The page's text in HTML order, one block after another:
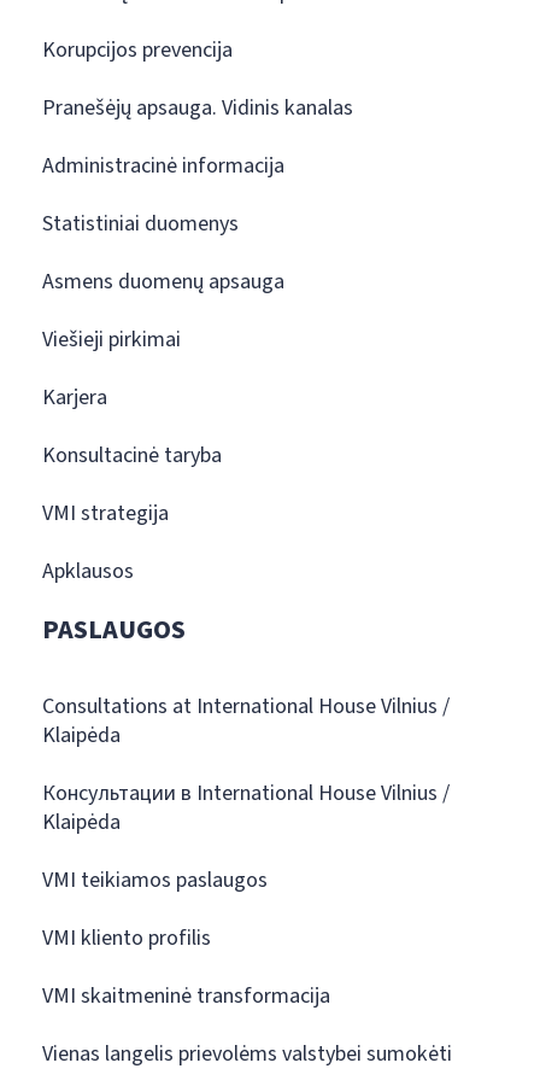
Korupcijos prevencija
Pranešėjų apsauga. Vidinis kanalas
Administracinė informacija
Statistiniai duomenys
Asmens duomenų apsauga
Viešieji pirkimai
Karjera
Konsultacinė taryba
VMI strategija
Apklausos
PASLAUGOS
Consultations at International House Vilnius /
Klaipėda
Консультации в International House Vilnius /
Klaipėda
VMI teikiamos paslaugos
VMI kliento profilis
VMI skaitmeninė transformacija
Vienas langelis prievolėms valstybei sumokėti